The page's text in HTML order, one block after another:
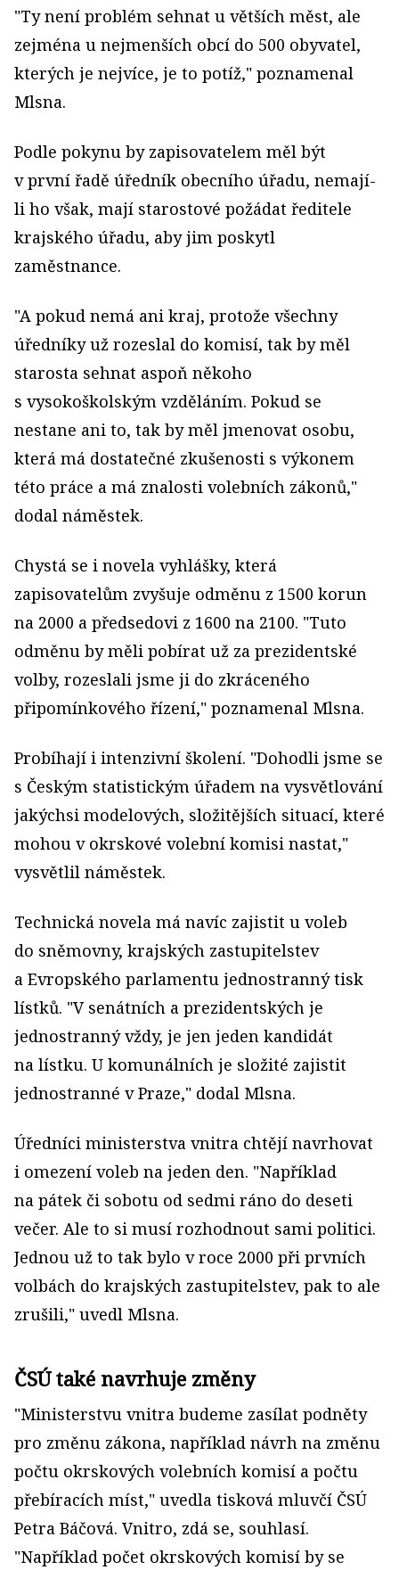
"Ty není problém sehnat u větších měst, ale
zejména u nejmenších obcí do 500 obyvatel,
kterých je nejvíce, je to potíž," poznamenal
Mlsna.
Podle pokynu by zapisovatelem měl být
v první řadě úředník obecního úřadu, nemají-
li ho však, mají starostové požádat ředitele
krajského úřadu, aby jim poskytl
zaměstnance.
"A pokud nemá ani kraj, protože všechny
úředníky už rozeslal do komisí, tak by měl
starosta sehnat aspoň někoho
s vysokoškolským vzděláním. Pokud se
nestane ani to, tak by měl jmenovat osobu,
která má dostatečné zkušenosti s výkonem
této práce a má znalosti volebních zákonů,"
dodal náměstek.
Chystá se i novela vyhlášky, která
zapisovatelům zvyšuje odměnu z 1500 korun
na 2000 a předsedovi z 1600 na 2100. "Tuto
odměnu by měli pobírat už za prezidentské
volby, rozeslali jsme ji do zkráceného
připomínkového řízení," poznamenal Mlsna.
Probíhají i intenzivní školení. "Dohodli jsme se
s Českým statistickým úřadem na vysvětlování
jakýchsi modelových, složitějších situací, které
mohou v okrskové volební komisi nastat,"
vysvětlil náměstek.
Technická novela má navíc zajistit u voleb
do sněmovny, krajských zastupitelstev
a Evropského parlamentu jednostranný tisk
lístků. "V senátních a prezidentských je
jednostranný vždy, je jen jeden kandidát
na lístku. U komunálních je složité zajistit
jednostranné v Praze," dodal Mlsna.
Úředníci ministerstva vnitra chtějí navrhovat
i omezení voleb na jeden den. "Například
na pátek či sobotu od sedmi ráno do deseti
večer. Ale to si musí rozhodnout sami politici.
Jednou už to tak bylo v roce 2000 při prvních
volbách do krajských zastupitelstev, pak to ale
zrušili," uvedl Mlsna.
ČSÚ také navrhuje změny
"Ministerstvu vnitra budeme zasílat podněty
pro změnu zákona, například návrh na změnu
počtu okrskových volebních komisí a počtu
přebíracích míst," uvedla tisková mluvčí ČSÚ
Petra Báčová. Vnitro, zdá se, souhlasí.
"Například počet okrskových komisí by se